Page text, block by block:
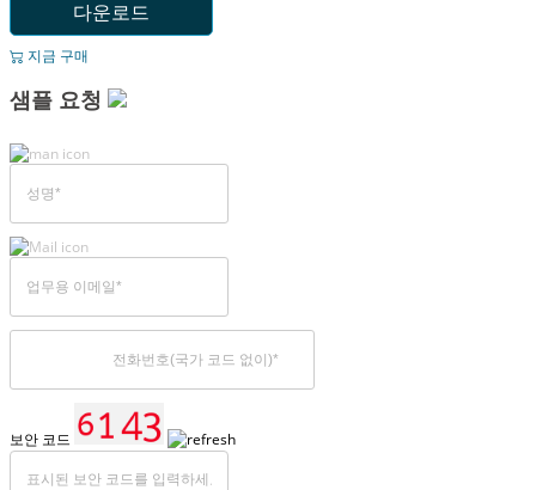
다운로드
지금 구매
샘플 요청
보안 코드